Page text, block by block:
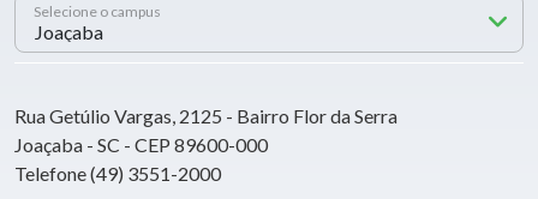
Selecione o campus
Rua Getúlio Vargas, 2125 - Bairro Flor da Serra
Joaçaba - SC - CEP 89600-000
Telefone (49) 3551-2000